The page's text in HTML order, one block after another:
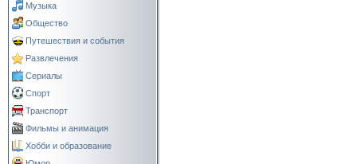
Музыка
Общество
Путешествия и события
Развлечения
Сериалы
Спорт
Транспорт
Фильмы и анимация
Хобби и образование